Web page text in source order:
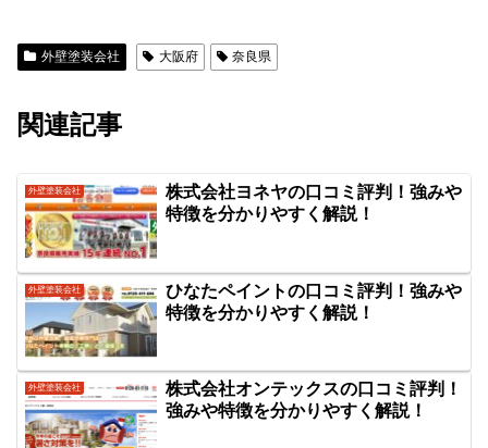
外壁塗装会社 大阪府 奈良県
関連記事
外壁塗装会社
株式会社ヨネヤの口コミ評判！強みや
特徴を分かりやすく解説！
外壁塗装会社
ひなたペイントの口コミ評判！強みや
特徴を分かりやすく解説！
外壁塗装会社
株式会社オンテックスの口コミ評判！
強みや特徴を分かりやすく解説！